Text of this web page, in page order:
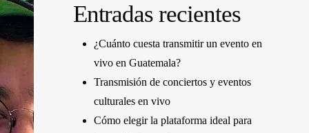
Entradas recientes
¿Cuánto cuesta transmitir un evento en
vivo en Guatemala?
Transmisión de conciertos y eventos
culturales en vivo
Cómo elegir la plataforma ideal para